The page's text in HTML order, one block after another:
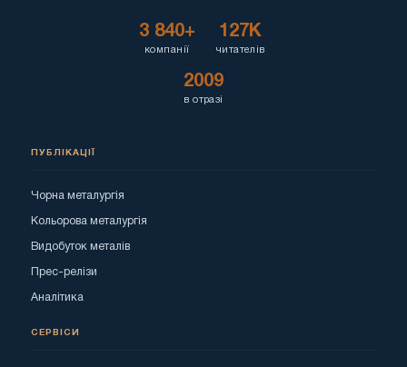
3 840+
компанії
127K
читателів
2009
в отразі
ПУБЛІКАЦІЇ
Чорна металургія
Кольорова металургія
Видобуток металів
Прес-релізи
Аналітика
СЕРВІСИ